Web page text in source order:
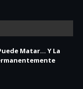
Matar… Y La